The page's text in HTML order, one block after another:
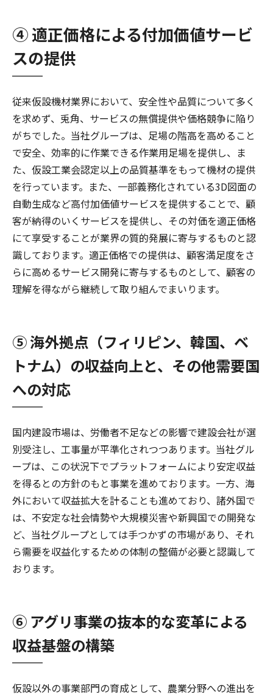
④ 適正価格による付加価値サービ
スの提供
従来仮設機材業界において、安全性や品質について多く
を求めず、兎角、サービスの無償提供や価格競争に陥り
がちでした。当社グループは、足場の階高を高めること
で安全、効率的に作業できる作業用足場を提供し、ま
た、仮設工業会認定以上の品質基準をもって機材の提供
を行っています。また、一部義務化されている3D図面の
自動生成など高付加価値サービスを提供することで、顧
客が納得のいくサービスを提供し、その対価を適正価格
にて享受することが業界の質的発展に寄与するものと認
識しております。適正価格での提供は、顧客満足度をさ
らに高めるサービス開発に寄与するものとして、顧客の
理解を得ながら継続して取り組んでまいります。
⑤ 海外拠点（フィリピン、韓国、ベ
トナム）の収益向上と、その他需要国
への対応
国内建設市場は、労働者不足などの影響で建設会社が選
別受注し、工事量が平準化されつつあります。当社グル
ープは、この状況下でプラットフォームにより安定収益
を得るとの方針のもと事業を進めております。一方、海
外において収益拡大を計ることも進めており、諸外国で
は、不安定な社会情勢や大規模災害や新興国での開発な
ど、当社グループとしては手つかずの市場があり、それ
ら需要を収益化するための体制の整備が必要と認識して
おります。
⑥ アグリ事業の抜本的な変革による
収益基盤の構築
仮設以外の事業部門の育成として、農業分野への進出を